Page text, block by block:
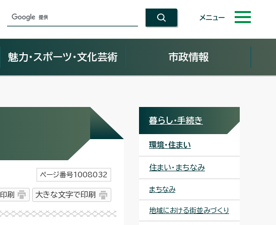
メニュー
魅力・スポーツ・文化芸術 市政情報
ページ番号1008032
印刷 大きな文字で印刷
暮らし・手続き
環境・住まい
住まい・まちなみ
まちなみ
地域における街並みづくり